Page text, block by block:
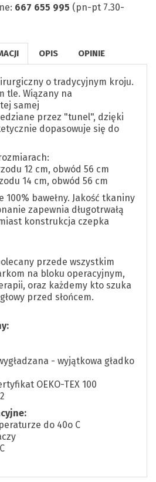
667 655 995 (pn-pt 7.30-
OPIS OPINIE
o tradycyjnym kroju.
tle. Wiązany na
samej
przez "tunel", dzięki
dopasowuje się do
12 cm, obwód 56 cm
14 cm, obwód 56 cm
100% bawełny. Jakość tkaniny
zapewnia długotrwałą
konstrukcja czepka
przede wszystkim
na bloku operacyjnym,
oraz każdemy kto szuka
przed słońcem.
- wyjątkowa gładko
OEKO-TEX 100
do 40o C